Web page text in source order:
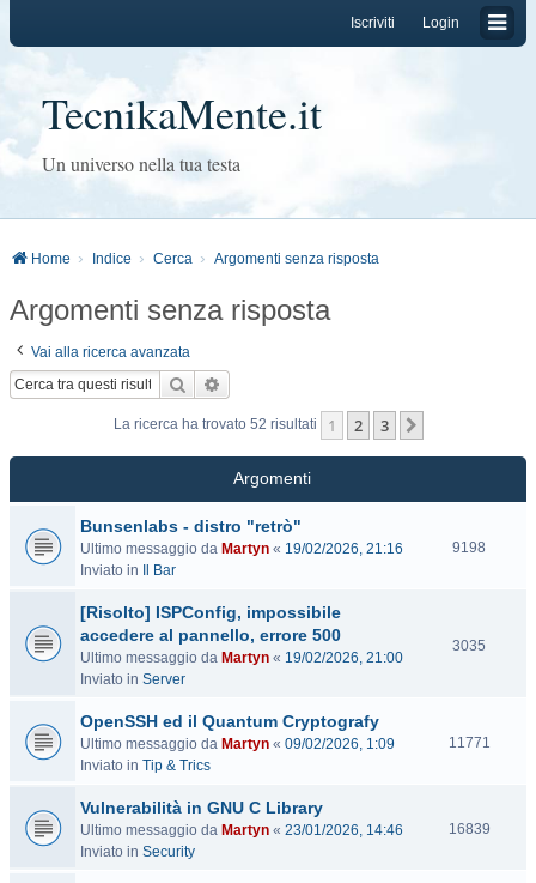
Login
Iscriviti
TecnikaMente.it
Un universo nella tua testa
Home Indice Cerca Argomenti senza risposta
Argomenti senza risposta
Vai alla ricerca avanzata
Cerca
La ricerca ha trovato 52 risultati 1 2 3
Argomenti
Bunsenlabs - distro "retrò"
Ultimo messaggio da Martyn « 19/02/2026, 21:16
Inviato in
Il Bar
9198
[Risolto] ISPConfig, impossibile
accedere al pannello, errore 500
Ultimo messaggio da Martyn « 19/02/2026, 21:00
Inviato in Server
3035
e
OpenSSH ed il Quantum Cryptografy
Ultimo messaggio da Martyn « 09/02/2026, 1:09
Inviato in Tip & Trics
11771
t
Vulnerabilità in GNU C Library
Ultimo messaggio da Martyn « 23/01/2026, 14:46
Inviato in Security
16839V